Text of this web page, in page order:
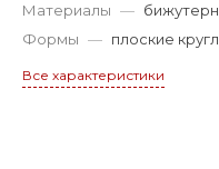
Материалы —
Формы — плоские
Все характеристики